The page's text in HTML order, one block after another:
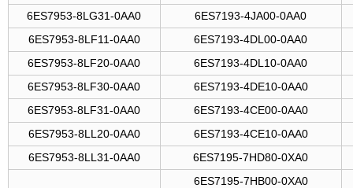
6ES7953-8LG31-0AA0
6ES7193-4JA00-0AA0
6ES7953-8LF11-0AA0
6ES7193-4DL00-0AA0
6ES7953-8LF20-0AA0
6ES7193-4DL10-0AA0
6ES7953-8LF30-0AA0
6ES7193-4DE10-0AA0
6ES7953-8LF31-0AA0
6ES7193-4CE00-0AA0
6ES7953-8LL20-0AA0
6ES7193-4CE10-0AA0
6ES7953-8LL31-0AA0
6ES7195-7HD80-0XA0
6ES7195-7HB00-0XA0